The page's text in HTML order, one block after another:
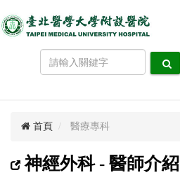
首頁 醫療專科
神經外科 - 醫師介紹